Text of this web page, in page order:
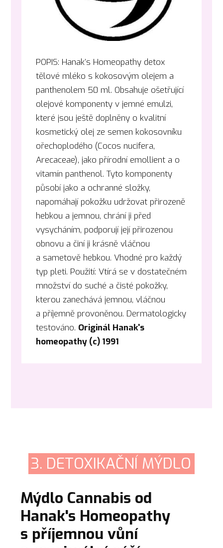
POPIS: Hanak’s Homeopathy detox
tělové mléko s kokosovým olejem a
panthenolem 50 ml. Obsahuje ošetřující
olejové komponenty v jemné emulzi,
které jsou ještě doplněny o kvalitní
kosmetický olej ze semen kokosovníku
ořechoplodého (Cocos nucifera,
Arecaceae), jako přírodní emollient a o
vitamín panthenol. Tyto komponenty
působí jako a ochranné složky,
napomáhají pokožku udržovat přirozeně
hebkou a jemnou, chrání ji před
vysycháním, podporují její přirozenou
obnovu a činí ji krásně vláčnou
a sametově hebkou. Vhodné pro každý
typ pleti. Použití: Vtírá se v dostatečném
množství do suché a čisté pokožky,
kterou zanechává jemnou, vláčnou
a příjemně provoněnou. Dermatologicky
testováno. Originál Hanak's
homeopathy (c) 1991
3. DETOXIKAČNÍ MÝDLO
Mýdlo Cannabis od
Hanak's Homeopathy
s příjemnou vůní